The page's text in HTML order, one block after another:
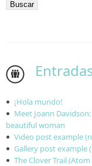
¡Hola mundo!
Meet Joann
beautiful woman
Video post example
Gallery post example
The Clover Trail (Atom